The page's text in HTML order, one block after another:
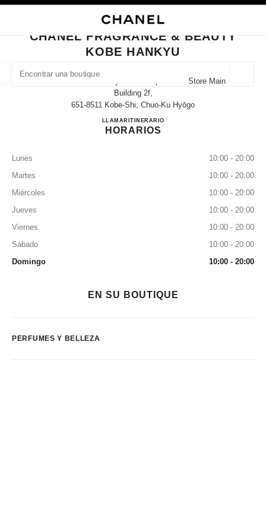
BUSCAR UNA BOUTIQUE
las sugerencias se muestran debajo de esta barra de búsqueda
CERRAR TARJETA DE BOUTIQUE CHANEL FRAGRANCE & BEAUTY KOBE
CHANEL FRAGRANCE & BEAUTY
KOBE HANKYU
8-1-8 Onoe-Dori Hankyu Kobe Department Store Main
Building 2f,
651-8511 Kobe-Shi, Chuo-Ku Hyōgo
LLAMAR078-251-2875
ITINERARIOCHANEL FRAGRANCE &
HORARIOS
Lunes
10:00 - 20:00
Martes
10:00 - 20:00
Miércoles
10:00 - 20:00
Jueves
10:00 - 20:00
Viernes
10:00 - 20:00
Sábado
10:00 - 20:00
Domingo
10:00 - 20:00
EN SU BOUTIQUE
PERFUMES Y BELLEZA
resultado de los filtros por: RELOJERÍA Y JOYERÍA